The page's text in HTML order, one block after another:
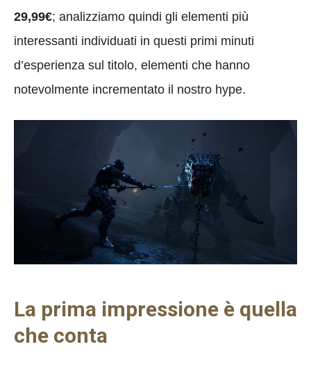
29,99€; analizziamo quindi gli elementi più
interessanti individuati in questi primi minuti
d’esperienza sul titolo, elementi che hanno
notevolmente incrementato il nostro hype.
La prima impressione è quella
che conta